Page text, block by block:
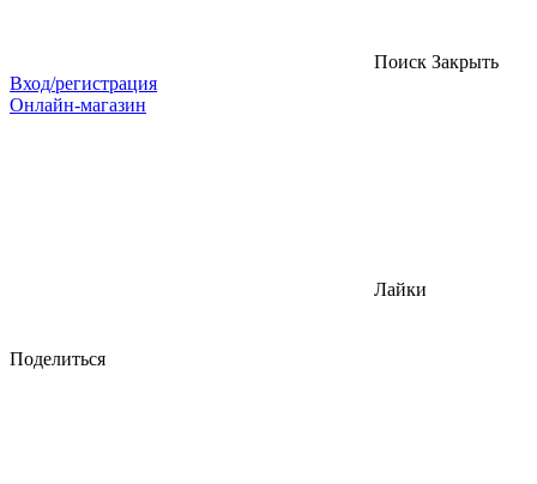
Поиск Закрыть
Вход/регистрация
Онлайн-магазин
Лайки
Поделиться